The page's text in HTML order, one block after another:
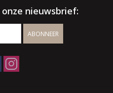
nieuwsbrief:
ABONNEER